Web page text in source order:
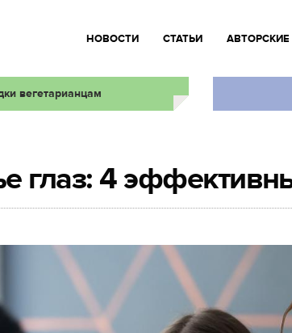
НОВОСТИ СТАТЬИ
вегетарианцам
глаз: 4